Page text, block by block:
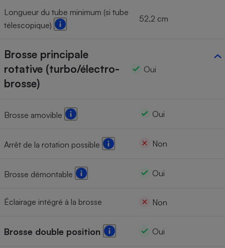
Longueur du tube minimum (si tube
télescopique)
52,2 cm
Brosse principale
rotative (turbo/électro-
brosse)
Oui
Brosse amovible Oui
Arrêt de la rotation possible Non
Brosse démontable Oui
Éclairage intégré à la brosse Non
Brosse double position Oui